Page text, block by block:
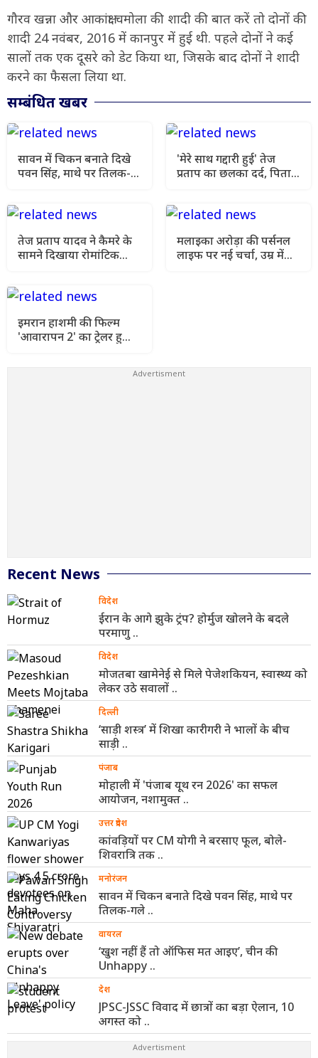
गौरव खन्ना और आकांक्षा चमोला की शादी की बात करें तो दोनों की
शादी 24 नवंबर, 2016 में कानपुर में हुई थी. पहले दोनों ने कई
सालों तक एक दूसरे को डेट किया था, जिसके बाद दोनों ने शादी
करने का फैसला लिया था.
सम्बंधित खबर
सावन में चिकन बनाते दिखे
पवन सिंह, माथे पर तिलक-
'मेरे साथ गद्दारी हुई' तेज
प्रताप का छलका दर्द, पिता
तेज प्रताप यादव ने कैमरे के
सामने दिखाया रोमांटिक
मलाइका अरोड़ा की पर्सनल
लाइफ पर नई चर्चा, उम्र में
इमरान हाशमी की फिल्म
'आवारापन 2' का ट्रेलर हुआ
Recent News
विदेश
ईरान के आगे झुके ट्रंप? होर्मुज खोलने के बदले
परमाणु ..
विदेश
मोजतबा खामेनेई से मिले पेजेशकियन, स्वास्थ्य को
लेकर उठे सवालों ..
दिल्ली
‘साड़ी शस्त्र’ में शिखा कारीगरी ने भालों के बीच
साड़ी ..
पंजाब
मोहाली में 'पंजाब यूथ रन 2026' का सफल
आयोजन, नशामुक्त ..
उत्तर प्रदेश
कांवड़ियों पर CM योगी ने बरसाए फूल, बोले-
शिवरात्रि तक ..
मनोरंजन
सावन में चिकन बनाते दिखे पवन सिंह, माथे पर
तिलक-गले ..
वायरल
‘खुश नहीं हैं तो ऑफिस मत आइए’, चीन की
Unhappy ..
देश
JPSC-JSSC विवाद में छात्रों का बड़ा ऐलान, 10
अगस्त को ..